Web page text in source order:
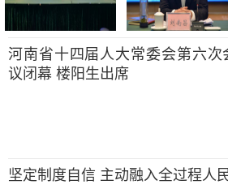
河南省十四届人大常委会第六次
议闭幕 楼阳生出席
坚定制度自信 主动融入全过程人